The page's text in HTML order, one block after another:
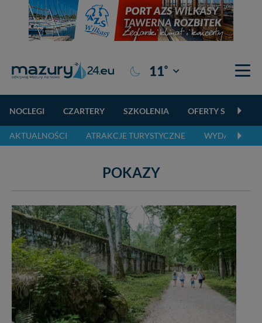
11° Giżycko
NOCLEGI CZARTERY SZKOLENIA OFERTY
AKTUALNOŚCI ATRAKCJE TURYSTYCZNE WYDARZENIA
POKAZY